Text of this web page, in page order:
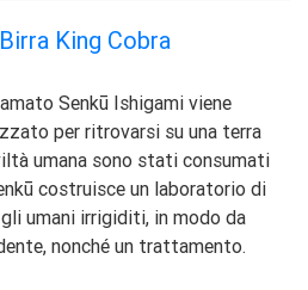
King Cobra
Senkū Ishigami viene
per ritrovarsi su una terra
umana sono stati consumati
costruisce un laboratorio di
umani irrigiditi, in modo da
nonché un trattamento.